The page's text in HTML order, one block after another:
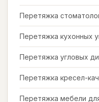
Перетяжка
Перетяжка кухонных
Перетяжка угловых
Перетяжка кресел-
Перетяжка мебели